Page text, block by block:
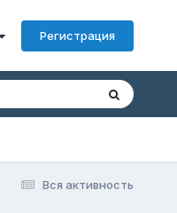
Регистрация
Вся активность